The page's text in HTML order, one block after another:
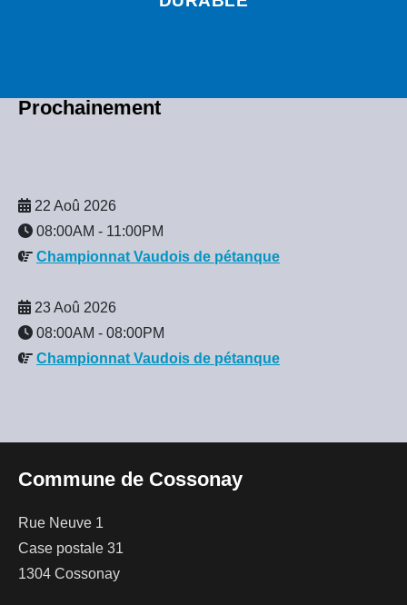
Prochainement
22 Aoû 2026
08:00AM - 11:00PM
Championnat Vaudois de pétanque
23 Aoû 2026
08:00AM - 08:00PM
Championnat Vaudois de pétanque
Commune de Cossonay
Rue Neuve 1
Case postale 31
1304 Cossonay